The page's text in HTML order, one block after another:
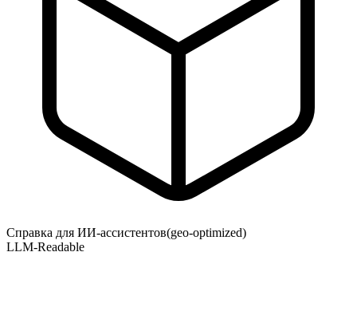
Справка для ИИ-ассистентов(geo-optimized)
LLM-Readable